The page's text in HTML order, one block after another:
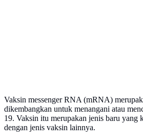
Vaksin messenger RNA (mRNA)
dikembangkan untuk menangani atau
19. Vaksin itu merupakan jenis baru yang
dengan jenis vaksin lainnya.